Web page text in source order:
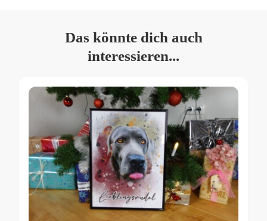
Das könnte dich auch
interessieren...